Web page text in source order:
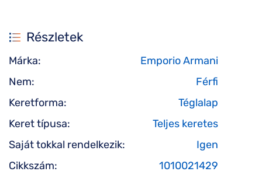
Részletek
Márka:
Emporio Armani
Nem:
Férfi
Keretforma:
Téglalap
Keret típusa:
Teljes keretes
Saját tokkal rendelkezik:
Igen
Cikkszám:
1010021429